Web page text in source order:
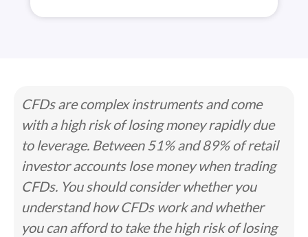
CFDs are complex instruments and come
with a high risk of losing money rapidly due
to leverage. Between 51% and 89% of retail
investor accounts lose money when trading
CFDs. You should consider whether you
understand how CFDs work and whether
you can afford to take the high risk of losing